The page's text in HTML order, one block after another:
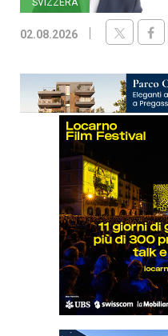
SVIZZERA
02.08.2026